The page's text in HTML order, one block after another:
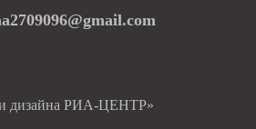
дизайна РИА-ЦЕНТР»